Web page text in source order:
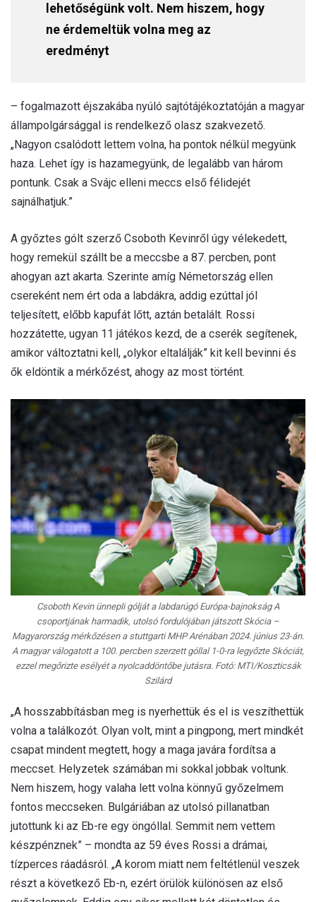
lehetőségünk volt. Nem hiszem, hogy
ne érdemeltük volna meg az
eredményt
– fogalmazott éjszakába nyúló sajtótájékoztatóján a magyar
állampolgársággal is rendelkező olasz szakvezető.
„Nagyon csalódott lettem volna, ha pontok nélkül megyünk
haza. Lehet így is hazamegyünk, de legalább van három
pontunk. Csak a Svájc elleni meccs első félidejét
sajnálhatjuk.”
A győztes gólt szerző Csoboth Kevinről úgy vélekedett,
hogy remekül szállt be a meccsbe a 87. percben, pont
ahogyan azt akarta. Szerinte amíg Németország ellen
csereként nem ért oda a labdákra, addig ezúttal jól
teljesített, előbb kapufát lőtt, aztán betalált. Rossi
hozzátette, ugyan 11 játékos kezd, de a cserék segítenek,
amikor változtatni kell, „olykor eltalálják” kit kell bevinni és
ők eldöntik a mérkőzést, ahogy az most történt.
Csoboth Kevin ünnepli gólját a labdarúgó Európa-bajnokság A
csoportjának harmadik, utolsó fordulójában játszott Skócia –
Magyarország mérkőzésen a stuttgarti MHP Arénában 2024. június 23-án.
A magyar válogatott a 100. percben szerzett góllal 1-0-ra legyőzte Skóciát,
ezzel megőrizte esélyét a nyolcaddöntőbe jutásra. Fotó: MTI/Koszticsák
Szilárd
„A hosszabbításban meg is nyerhettük és el is veszíthettük
volna a találkozót. Olyan volt, mint a pingpong, mert mindkét
csapat mindent megtett, hogy a maga javára fordítsa a
meccset. Helyzetek számában mi sokkal jobbak voltunk.
Nem hiszem, hogy valaha lett volna könnyű győzelmem
fontos meccseken. Bulgáriában az utolsó pillanatban
jutottunk ki az Eb-re egy öngóllal. Semmit nem vettem
készpénznek” – mondta az 59 éves Rossi a drámai,
tízperces ráadásról. „A korom miatt nem feltétlenül veszek
részt a következő Eb-n, ezért örülök különösen az első